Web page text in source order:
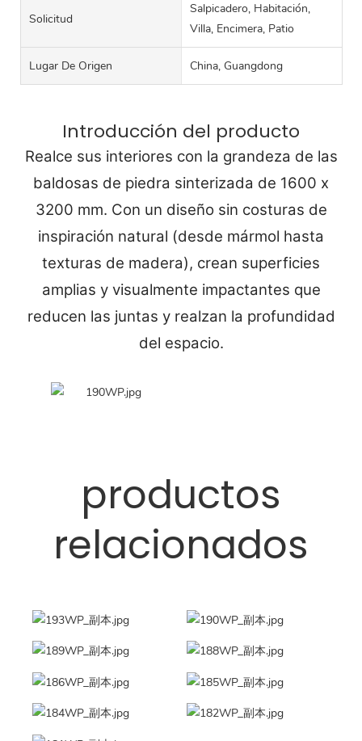
Solicitud
Salpicadero, Habitación,
Villa, Encimera, Patio
Lugar De Origen China, Guangdong
Introducción del producto
Realce sus interiores con la grandeza de las
baldosas de piedra sinterizada de 1600 x
3200 mm. Con un diseño sin costuras de
inspiración natural (desde mármol hasta
texturas de madera), crean superficies
amplias y visualmente impactantes que
reducen las juntas y realzan la profundidad
del espacio.
productos
relacionados